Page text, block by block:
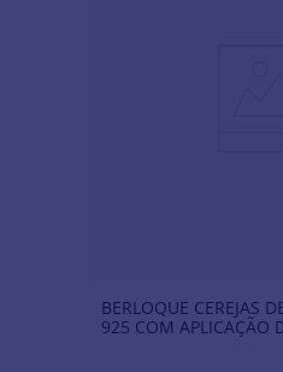
BERLOQUE CEREJAS
925 COM APLICAÇÃO